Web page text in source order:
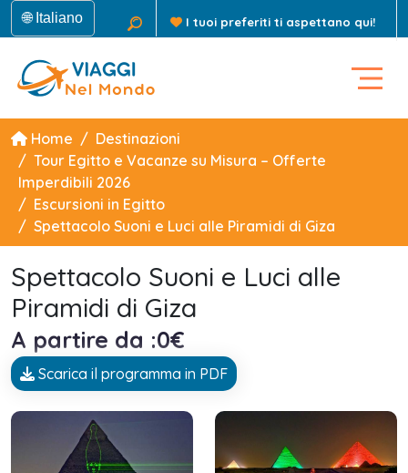
🌐 Italiano I tuoi preferiti ti aspettano qui!
Home
Destinazioni
Tour Egitto e Vacanze su Misura – Offerte
Imperdibili 2026
Escursioni in Egitto
Spettacolo Suoni e Luci alle Piramidi di Giza
Spettacolo Suoni e Luci alle
Piramidi di Giza
A partire da :0€
Scarica il programma in PDF